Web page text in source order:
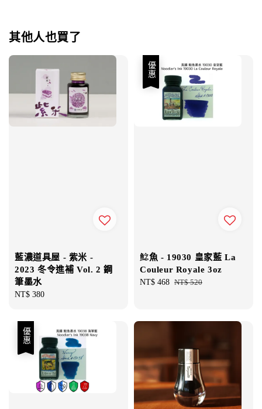
其他人也買了
藍濃道具屋 - 紫米 -
2023 冬令進補 Vol. 2 鋼
筆墨水
Regular
NT$ 380
優惠
鯰魚 - 19030 皇家藍 La
Couleur Royale 3oz
Sale
NT$ 468 Regular
NT$ 520
優惠